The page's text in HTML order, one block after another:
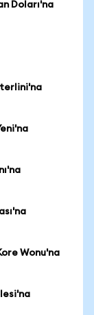
Doları'na
Wonu'na